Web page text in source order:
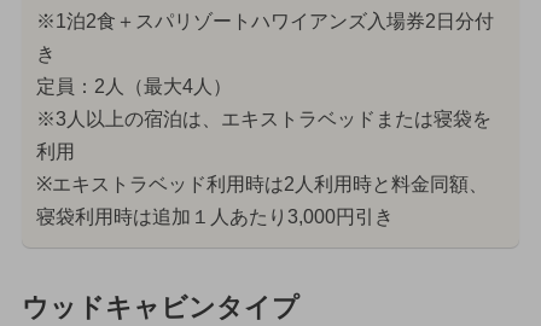
※1泊2食＋スパリゾートハワイアンズ入場券2日分付
き
定員：2人（最大4人）
※3人以上の宿泊は、エキストラベッドまたは寝袋を
利用
※エキストラベッド利用時は2人利用時と料金同額、
寝袋利用時は追加１人あたり3,000円引き
ウッドキャビンタイプ